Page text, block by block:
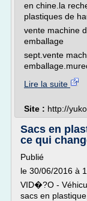
en chine.la
plastiques de
vente machine
emballage
sept.vente
Lire la suite
Site : http://
Sacs en
ce qui
Publié
le 30/06/2016 à
VID�?O -
sacs en